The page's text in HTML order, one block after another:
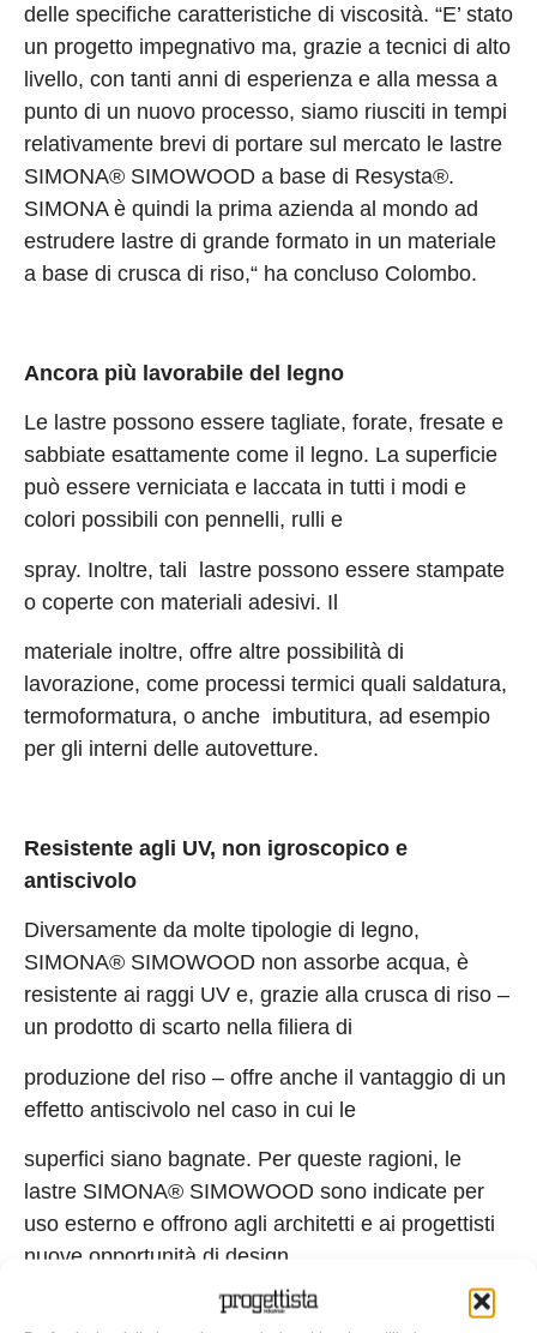
delle specifiche caratteristiche di viscosità. “E’ stato
un progetto impegnativo ma, grazie a tecnici di alto
livello, con tanti anni di esperienza e alla messa a
punto di un nuovo processo, siamo riusciti in tempi
relativamente brevi di portare sul mercato le lastre
SIMONA® SIMOWOOD a base di Resysta®.
SIMONA è quindi la prima azienda al mondo ad
estrudere lastre di grande formato in un materiale
a base di crusca di riso,“ ha concluso Colombo.
Ancora più lavorabile del legno
Le lastre possono essere tagliate, forate, fresate e
sabbiate esattamente come il legno. La superficie
può essere verniciata e laccata in tutti i modi e
colori possibili con pennelli, rulli e
spray. Inoltre, tali lastre possono essere stampate
o coperte con materiali adesivi. Il
materiale inoltre, offre altre possibilità di
lavorazione, come processi termici quali saldatura,
termoformatura, o anche imbutitura, ad esempio
per gli interni delle autovetture.
Resistente agli UV, non igroscopico e
antiscivolo
Diversamente da molte tipologie di legno,
SIMONA® SIMOWOOD non assorbe acqua, è
resistente ai raggi UV e, grazie alla crusca di riso –
un prodotto di scarto nella filiera di
produzione del riso – offre anche il vantaggio di un
effetto antiscivolo nel caso in cui le
superfici siano bagnate. Per queste ragioni, le
lastre SIMONA® SIMOWOOD sono indicate per
uso esterno e offrono agli architetti e ai progettisti
nuove opportunità di design.
Pavimentazioni, elementi di pareti, finestre, mobili